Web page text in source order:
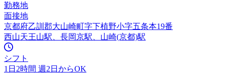
勤務地
面接地
京都府乙訓郡大山崎町字下植野小字五条本19番
西山天王山駅、長岡京駅、山崎(京都)駅
シフト
1日2時間 週2日からOK